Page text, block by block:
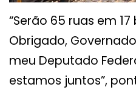
“Serão 65 ruas em
Obrigado,
meu Deputado
estamos juntos”,